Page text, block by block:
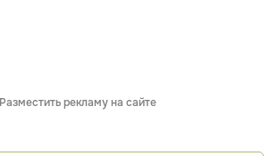
Разместить рекламу на сайте